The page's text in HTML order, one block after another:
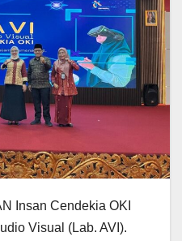
Insan Cendekia OKI
Visual (Lab. AVI).